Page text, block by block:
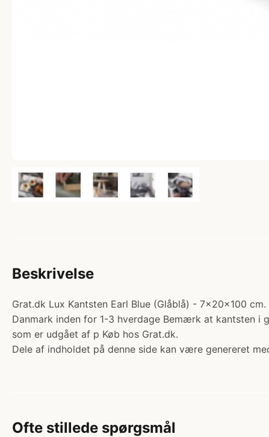
Beskrivelse
Grat.dk Lux Kantsten Earl Blue (Glåblå) - 7x20x100
Danmark inden for 1-3 hverdage Bemærk at kantsten i
som er udgået af p Køb hos Grat.dk.
Dele af indholdet på denne side kan være genereret
Ofte stillede spørgsmål